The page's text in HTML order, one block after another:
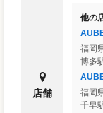
店舗
他の
福岡
博多
福岡
千早